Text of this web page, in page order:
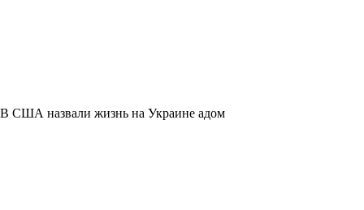
В США назвали жизнь на Украине адом